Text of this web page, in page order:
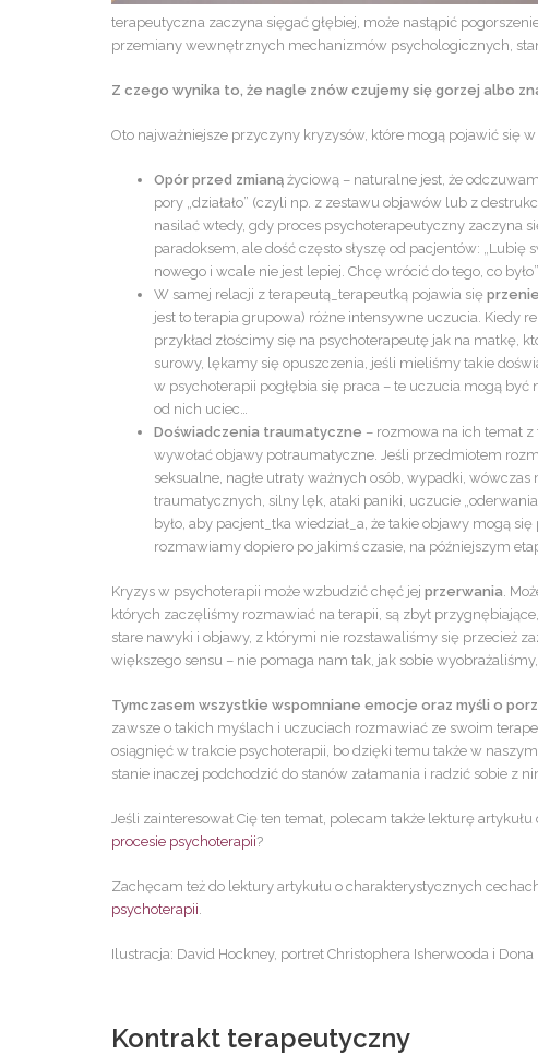
terapeutyczna zaczyna sięgać głębiej, może nastąpić
przemiany wewnętrznych mechanizmów psychologicznych,
Z czego wynika to, że nagle znów czujemy się gorzej albo
Oto najważniejsze przyczyny kryzysów, które mogą pojawić się
Opór przed zmianą życiową – naturalne jest, że
pory „działało” (czyli np. z zestawu objawów lub z
nasilać wtedy, gdy proces psychoterapeutyczny zaczyna
paradoksem, ale dość często słyszę od pacjentów: „Lubię
nowego i wcale nie jest lepiej. Chcę wrócić do tego, co
W samej relacji z terapeutą_terapeutką pojawia się
jest to terapia grupowa) różne intensywne uczucia. Kiedy
przykład złościmy się na psychoterapeutę jak na matkę,
surowy, lękamy się opuszczenia, jeśli mieliśmy takie
w psychoterapii pogłębia się praca – te uczucia mogą
od nich uciec…
Doświadczenia traumatyczne – rozmowa na ich temat
wywołać objawy potraumatyczne. Jeśli przedmiotem
seksualne, nagłe utraty ważnych osób, wypadki,
traumatycznych, silny lęk, ataki paniki, uczucie
było, aby pacjent_tka wiedział_a, że takie objawy mogą
rozmawiamy dopiero po jakimś czasie, na późniejszym
Kryzys w psychoterapii może wzbudzić chęć jej przerwania .
których zaczęliśmy rozmawiać na terapii, są zbyt
stare nawyki i objawy, z którymi nie rozstawaliśmy się przecież
większego sensu – nie pomaga nam tak, jak sobie wyobrażaliśmy,
Tymczasem wszystkie wspomniane emocje oraz myśli o
zawsze o takich myślach i uczuciach rozmawiać ze swoim
osiągnięć w trakcie psychoterapii, bo dzięki temu także w
stanie inaczej podchodzić do stanów załamania i radzić sobie z
Jeśli zainteresował Cię ten temat, polecam także lekturę artykułu
procesie psychoterapii?
Zachęcam też do lektury artykułu o charakterystycznych
psychoterapii
Ilustracja: David Hockney, portret Christophera Isherwooda i Dona
Kontrakt terapeutyczny